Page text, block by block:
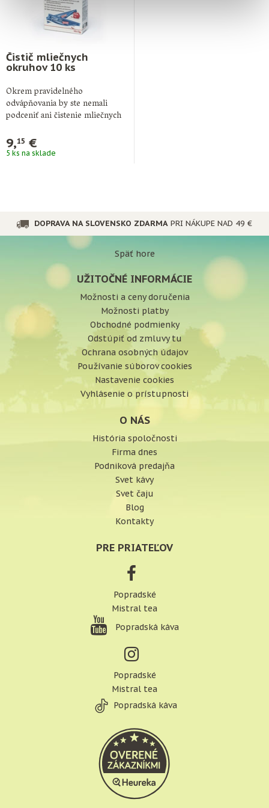
Čistič mliečnych
okruhov 10 ks
Okrem pravidelného
odvápňovania by ste nemali
podceniť ani čistenie mliečnych
cez …
9,15 €
5 ks na sklade
DOPRAVA NA SLOVENSKO ZDARMA PRI NÁKUPE NAD 49 €
Späť hore
UŽITOČNÉ INFORMÁCIE
Možnosti a ceny doručenia
Možnosti platby
Obchodné podmienky
Odstúpiť od zmluvy tu
Ochrana osobných údajov
Používanie súborov cookies
Nastavenie cookies
Vyhlásenie o prístupnosti
O NÁS
História spoločnosti
Firma dnes
Podniková predajňa
Svet kávy
Svet čaju
Blog
Kontakty
PRE PRIATEĽOV
Popradské
Mistral tea
Popradská káva
Popradské
Mistral tea
Popradská káva